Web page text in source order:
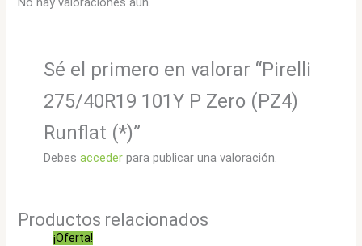
Sé el primero en valorar “Pirelli
275/40R19 101Y P Zero (PZ4)
Runflat (*)”
Debes accederpara publicar una valoración.
Productos relacionados
¡Oferta!